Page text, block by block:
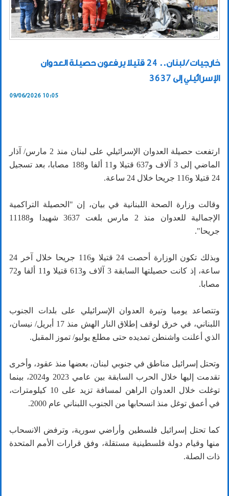
خارجيات / لبنان.. 24 قتيلا يرفعون حصيلة العدوان
الإسرائيلي إلى 3637
09/06/2026 10:05
ارتفعت حصيلة العدوان الإسرائيلي على لبنان منذ 2 مارس/ آذار
الماضي إلى 3 آلاف و637 قتيلا و11 ألفا و188 مصابا، بعد تسجيل
24 قتيلا و116 جريحا خلال 24 ساعة.
وقالت وزارة الصحة اللبنانية في بيان، إن "الحصيلة التراكمية
الإجمالية للعدوان منذ 2 مارس بلغت 3637 شهيدا و11188
جريحا".
وبذلك تكون الوزارة أحصت 24 قتيلا و116 جريحا خلال آخر 24
ساعة، إذ كانت حصيلتها السابقة 3 آلاف و613 قتيلا و11 ألفا و72
مصابا.
وتتصاعد يوميا وتيرة العدوان الإسرائيلي على بلدات الجنوب
اللبناني، في خرق لوقف إطلاق النار الهش منذ 17 أبريل/ نيسان،
الذي أعلنت واشنطن تمديده حتى مطلع يوليو/ تموز المقبل.
وتحتل إسرائيل مناطق في جنوبي لبنان، بعضها منذ عقود، وأخرى
تقدمت إليها خلال الحرب السابقة بين عامي 2023 و2024، بينما
توغلت خلال العدوان الراهن لمسافة تزيد على 10 كيلومترات،
في أعمق توغل منذ انسحابها من الجنوب اللبناني عام 2000.
كما تحتل إسرائيل فلسطين وأراضي سورية، وترفض الانسحاب
منها وقيام دولة فلسطينية مستقلة، وفق قرارات الأمم المتحدة
ذات الصلة.